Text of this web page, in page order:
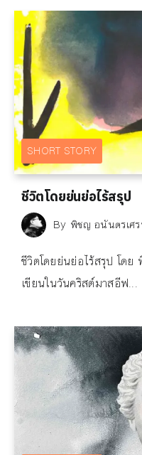
SHORT STORY
ชีวิตโดยย่นย่อไร้สรุป
By พิชญ อนันตรเศ
ชีวิตโดยย่นย่อไร้สรุป โด
เขียนในวันคริสต์มาสอีฟ...